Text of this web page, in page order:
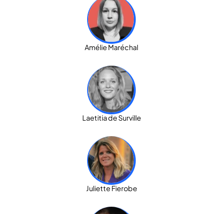
Amélie Maréchal
Laetitia de Surville
Juliette Fierobe